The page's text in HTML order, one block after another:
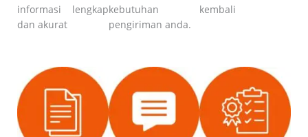
informasi lengkap
dan akurat
kebutuhan
pengiriman anda.
kembali